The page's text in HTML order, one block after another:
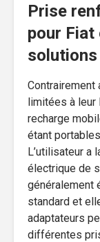
Prise
pour Fiat
solutions
Contrairement
limitées à leur
recharge
étant
L’utilisateur a
électrique de
généralement
standard et
adaptateurs
différentes